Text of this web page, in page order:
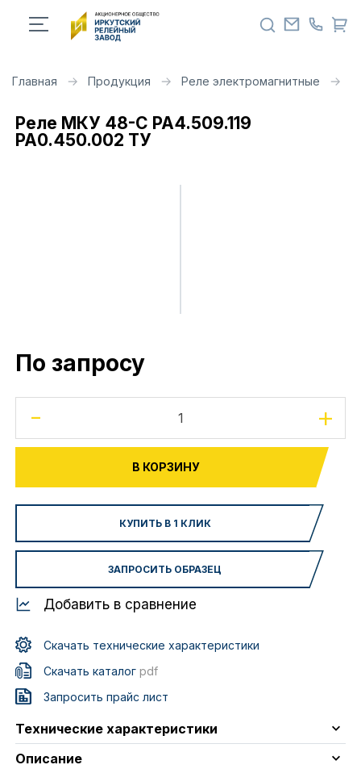
Главная Продукция Реле электромагнитные
Реле МКУ 48-С РА4.509.119
РА0.450.002 ТУ
По запросу
- +
В КОРЗИНУ
КУПИТЬ В 1 КЛИК
ЗАПРОСИТЬ ОБРАЗЕЦ
Добавить в сравнение
Скачать технические характеристики
Скачать каталогpdf
Запросить прайс лист
Технические характеристики
Описание